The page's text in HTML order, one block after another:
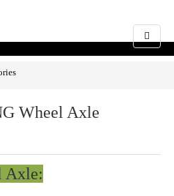
Wheel Axle
Axle: